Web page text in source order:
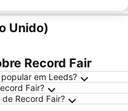
Unido)
Record Fair
em Leeds?
Fair?
Record Fair?